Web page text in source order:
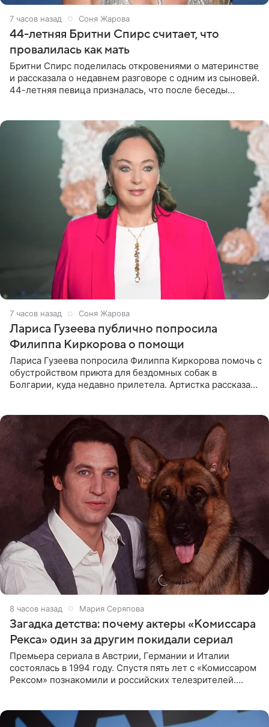
7 часов назад Соня Жарова
44-летняя Бритни Спирс считает, что
провалилась как мать
Бритни Спирс поделилась откровениями о материнстве
и рассказала о недавнем разговоре с одним из сыновей.
44-летняя певица призналась, что после беседы
7 часов назад Соня Жарова
Лариса Гузеева публично попросила
Филиппа Киркорова о помощи
Лариса Гузеева попросила Филиппа Киркорова помочь с
обустройством приюта для бездомных собак в
Болгарии, куда недавно прилетела. Артистка рассказала
8 часов назад Мария Серяпова
Загадка детства: почему актеры «Комиссара
Рекса» один за другим покидали сериал
Премьера сериала в Австрии, Германии и Италии
состоялась в 1994 году. Спустя пять лет с «Комиссаром
Рексом» познакомили и российских телезрителей.